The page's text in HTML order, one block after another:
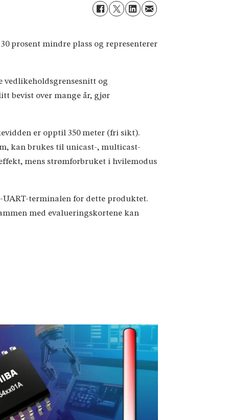
prosent mindre plass og representerer
vedlikeholdsgrensesnitt og
bevist over mange år, gjør
er opptil 350 meter (fri sikt).
kan brukes til unicast-, multicast-
mens strømforbruket i hvilemodus
terminalen for dette produktet.
med evalueringskortene kan